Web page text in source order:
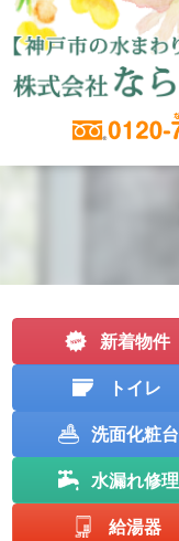
新着物件
トイレ
洗面化粧台
水漏れ修理
給湯器